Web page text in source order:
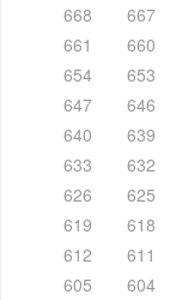
668
667
661
660
654
653
647
646
640
639
633
632
626
625
619
618
612
611
605
604